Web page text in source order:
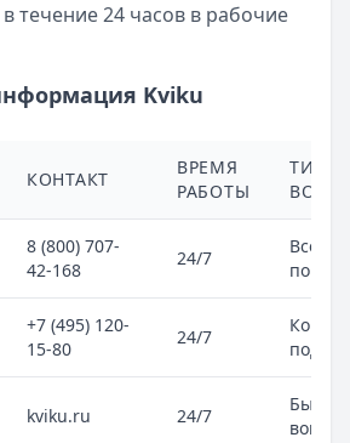
течение 24 часов в рабочие
Kviku
КОНТАКТ
ВРЕМЯ
РАБОТЫ
ТИП
8 (800) 707-
42-168
24/7
Все
по
+7 (495) 120-
15-80
24/7
kviku.ru 24/7